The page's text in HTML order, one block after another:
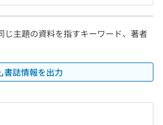
じ主題の資料を指すキーワード、著者
書誌情報を出力